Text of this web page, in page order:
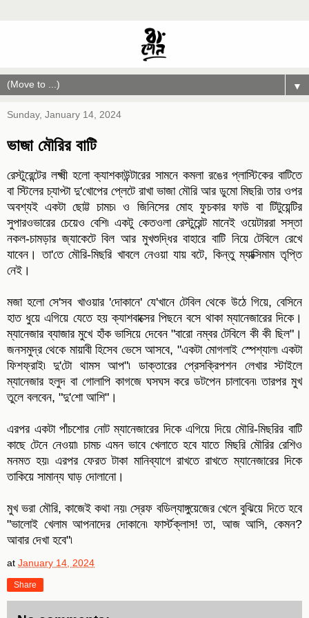
▼
Sunday, January 14, 2024
ভাজা মৌরির বাটি
রেস্টুরেন্টের লক্ষ্মী হলো ক্যাশকাউন্টারের সামনে কমলা রঙের প্লাস্টিকের বাটিতে
বা স্টিলের চ্যাপ্টা দু'খোপের প্লেটে রাখা ভাজা মৌরি আর ডুমো মিছরি৷ তার ওপর
অবশ্যই একটা ছোট্ট চামচ৷ ও জিনিসের মোহ ফুচকার ফাউ বা টিটুয়েন্টির
সুপারওভারের চেয়েও বেশি৷ একটু কেতওলা রেস্টুরেন্ট মানেই ওয়েটাররা সস্তা
নকল-চামড়ার জ্যাকেটে বিল আর মুখশুদ্ধির বাহারে বাটি নিয়ে টেবিলে রেখে
যাবেন। তা'তে মৌরি-মিছরি খাবলে নেওয়া যায় বটে, কিন্তু ম্যাক্সিমাম তৃপ্তি
নেই।
মজা হলো সে'সব খাওয়ার 'দোকানে' যে'খানে টেবিল থেকে উঠে গিয়ে, বেসিনে
হাত ধুয়ে এগিয়ে যেতে হয় ক্যাশবাক্সের পিছনে বসে থাকা ম্যানেজারের দিকে।
ম্যানেজার ব্যাজার মুখে হাঁক ভাসিয়ে দেবেন "বারো নম্বর টেবিলে কী কী ছিল"।
জনসমুদ্র থেকে মায়াবী হিসেব ভেসে আসবে, "একটা মোগলাই স্পেশ্যাল৷ একটা
ফিশফ্রাই৷ দু'টো থামস আপ"৷ ডাক্তারের প্রেসক্রিপশন লেখার স্টাইলে
ম্যানেজার হলুদ বা গোলাপি কাগজে ঘসঘস করে ডটপেন চালাবেন৷ তারপর মুখ
তুলে বলবেন, "দু'শো আশি"।
এরপর একটা পাঁচশোর নোট ম্যানেজারের দিকে এগিয়ে দিয়ে মৌরি-মিছরির বাটি
কাছে টেনে নেওয়া৷ চামচ এমন ভাবে খেলাতে হবে যাতে মিছরি মৌরির রেশিও
মনমত হয়৷ এরপর ফেরত টাকা মানিব্যাগে রাখতে রাখতে ম্যানেজারের দিকে
তাকিয়ে সামান্য ঘাড় দোলানো।
মুখ ভরা মৌরি, কাজেই কথা নয়৷ স্রেফ বডিল্যাঙ্গুয়েজের খেলে বুঝিয়ে দিতে হবে
"ভালোই খেলাম আপনাদের দোকানে৷ ফার্স্টক্লাস! তা, আজ আসি, কেমন?
আবার দেখা হবে"৷
at January 14, 2024
Share